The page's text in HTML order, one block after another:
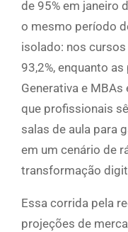
de 95% em janeiro
o mesmo período
isolado: nos
93,2%, enquanto
Generativa e
que profissionais
salas de aula para
em um cenário de
transformação
Essa corrida pela
projeções de